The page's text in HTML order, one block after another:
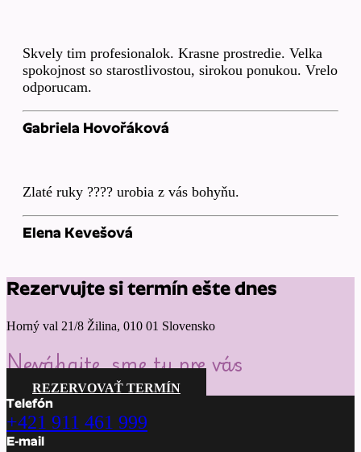
Skvely tim profesionalok. Krasne prostredie. Velka
spokojnost so starostlivostou, sirokou ponukou. Vrelo
odporucam.
Gabriela Hovořáková
Zlaté ruky ???? urobia z vás bohyňu.
Elena Kevešová
Rezervujte si termín ešte dnes
Horný val 21/8 Žilina, 010 01 Slovensko
Neváhajte, sme tu pre vás
REZERVOVAŤ TERMÍN
Telefón
+421 911 461 999
E-mail